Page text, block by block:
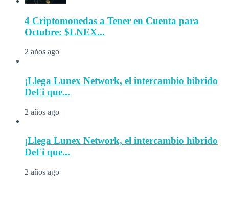
4 Criptomonedas a Tener en Cuenta para
Octubre: $LNEX...
2 años ago
¡Llega Lunex Network, el intercambio híbrido
DeFi que...
2 años ago
¡Llega Lunex Network, el intercambio híbrido
DeFi que...
2 años ago